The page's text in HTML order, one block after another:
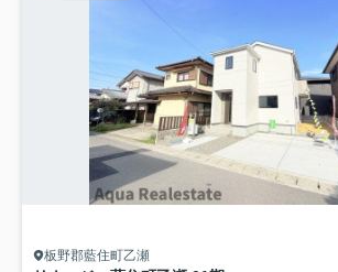
板野郡藍住町乙瀬